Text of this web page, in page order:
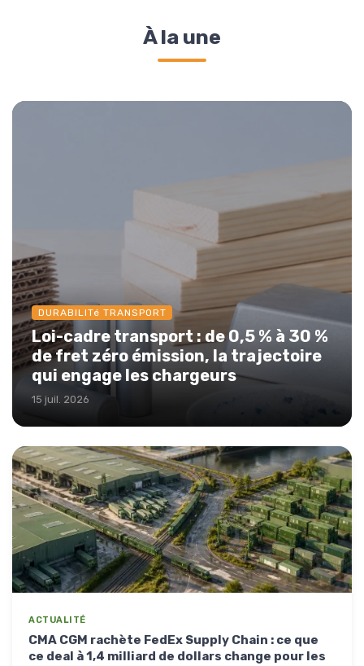
À la une
DURABILITé TRANSPORT
Loi-cadre transport : de 0,5 % à 30 %
de fret zéro émission, la trajectoire
qui engage les chargeurs
15 juil. 2026
ACTUALITÉ
CMA CGM rachète FedEx Supply Chain : ce que
ce deal à 1,4 milliard de dollars change pour les